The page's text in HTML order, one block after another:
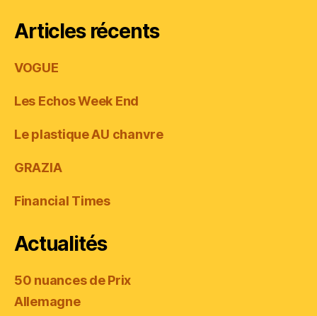
Articles récents
VOGUE
Les Echos Week End
Le plastique AU chanvre
GRAZIA
Financial Times
Actualités
50 nuances de Prix
Allemagne